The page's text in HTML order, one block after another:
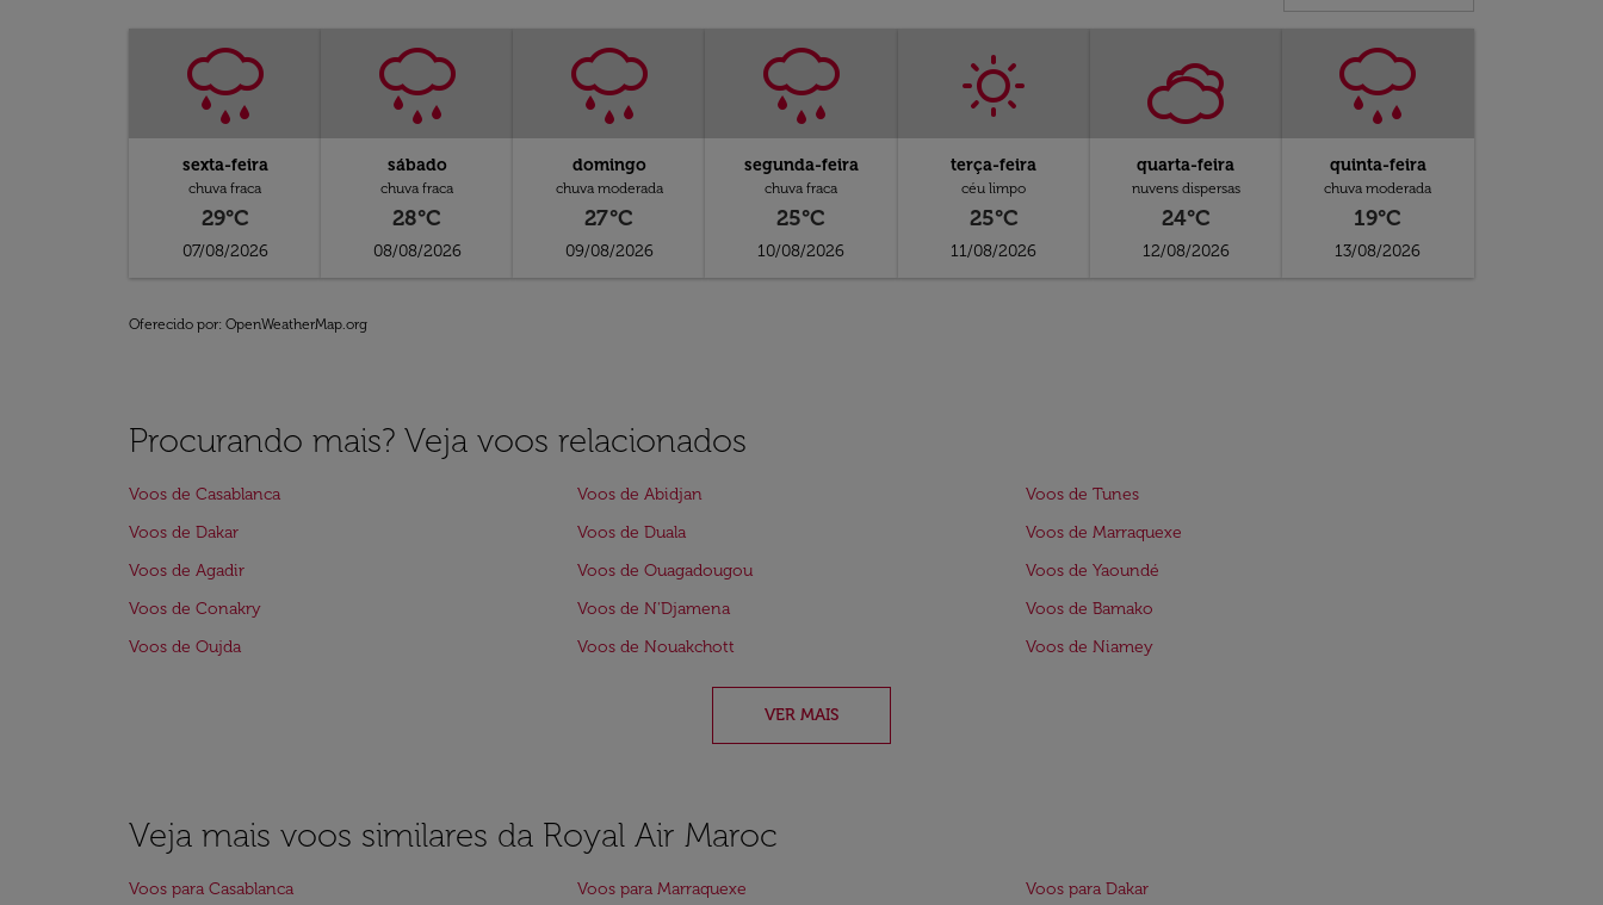
sexta-feira
chuva fraca
29°C
07/08/2026
sábado
chuva fraca
28°C
08/08/2026
domingo
chuva moderada
27°C
09/08/2026
segunda-feira
chuva fraca
25°C
10/08/2026
terça-feira
céu limpo
25°C
11/08/2026
quarta-feira
nuvens dispersas
24°C
12/08/2026
quinta-feira
chuva moderada
19°C
13/08/2026
Oferecido por: OpenWeatherMap.org
Procurando mais? Veja voos relacionados
Voos de Casablanca Voos de Abidjan
Voos de Tunes
Voos de Dakar
Voos de Duala
Voos de Marraquexe
Voos de Agadir
Voos de Ouagadougou
Voos de Yaoundé
Voos de Conakry
Voos de N'Djamena
Voos de Bamako
Voos de Oujda
Voos de Nouakchott Voos de Niamey
VER MAIS
Veja mais voos similares da Royal Air Maroc
Voos para Casablanca Voos para Marraquexe
Voos para Dakar